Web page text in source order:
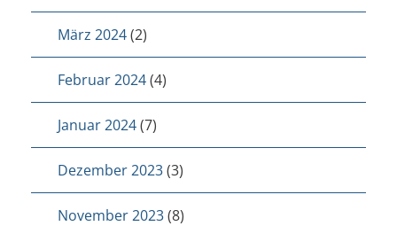
März 2024(2)
Februar 2024(4)
Januar 2024(7)
Dezember 2023(3)
November 2023(8)